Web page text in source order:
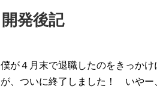
開発後記
僕が４月末で退職したのをきっか
が、ついに終了しました！ いやー